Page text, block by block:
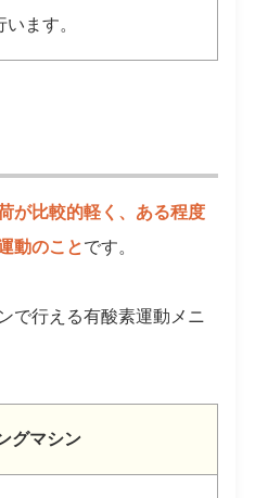
ます。
が比較的軽く、ある程度
動のことです。
で行える有酸素運動メニ
グマシン